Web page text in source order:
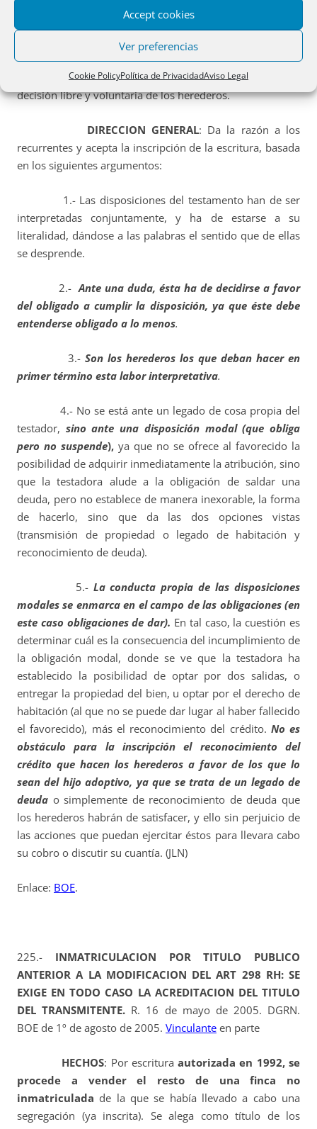
Accept cookies
Ver preferencias
Cookie PolicyPolítica de PrivacidadAviso Legal
RECURRENTES
era patente, que la decisión de optar por una
posibilidad (entrega de la vivienda) u otra
(dcho
habitación, más reconocimiento de deuda) era una
decisión libre y voluntaria de los herederos.
DIRECCION GENERAL: Da la razón a los
recurrentes y acepta la inscripción de la escritura, basada
en los siguientes argumentos:
1.- Las disposiciones del testamento han de ser
interpretadas conjuntamente, y ha de estarse a su
literalidad, dándose a las palabras el sentido que de ellas
se desprende.
2.-Ante una duda, ésta ha de decidirse a favor
del obligado a cumplir la disposición, ya que éste debe
entenderse obligado a lo menos.
3.- Son los herederos los que deban hacer en
primer término esta labor interpretativa.
4.- No se está ante un legado de cosa propia del
testador, sino ante una disposición modal (que obliga
pero no suspende), ya que no se ofrece al favorecido la
posibilidad de adquirir inmediatamente la atribución, sino
que la testadora alude a la obligación de saldar una
deuda, pero no establece de manera inexorable, la forma
de hacerlo, sino que da las dos opciones vistas
(transmisión de propiedad o legado de habitación y
reconocimiento de deuda).
5.- La conducta propia de las disposiciones
modales se enmarca en el campo de las obligaciones (en
este caso obligaciones de dar). En tal caso, la cuestión es
determinar cuál es la consecuencia del incumplimiento de
la obligación modal, donde se ve que la testadora ha
establecido la posibilidad de optar por dos salidas, o
entregar la propiedad del bien, u optar por el derecho de
habitación (al que no se puede dar lugar al haber fallecido
el favorecido), más el reconocimiento del crédito. No es
obstáculo para la inscripción el reconocimiento del
crédito que hacen los herederos a favor de los que lo
sean del hijo adoptivo, ya que se trata de un legado de
deuda o simplemente de reconocimiento de deuda que
los herederos habrán de satisfacer, y ello sin perjuicio de
las acciones que puedan ejercitar éstos para llevara cabo
su cobro o discutir su cuantía. (JLN)
Enlace: BOE.
225.- INMATRICULACION POR TITULO PUBLICO
ANTERIOR A LA MODIFICACION DEL ART 298 RH: SE
EXIGE EN TODO CASO LA ACREDITACION DEL TITULO
DEL TRANSMITENTE. R. 16 de mayo de 2005. DGRN.
BOE de 1º de agosto de 2005. Vinculante en parte
HECHOS: Por escrituraautorizada en 1992, se
procede a vender el resto de una finca no
inmatriculada de la que se había llevado a cabo una
segregación (ya inscrita). Se alega como título de los